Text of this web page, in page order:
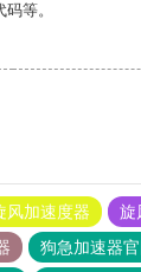
等。
风加速度器
旋
狗急加速器